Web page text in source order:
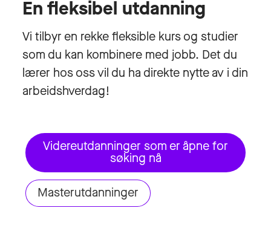
En fleksibel utdanning
Vi tilbyr en rekke fleksible kurs og studier
som du kan kombinere med jobb. Det du
lærer hos oss vil du ha direkte nytte av i din
arbeidshverdag!
Videreutdanninger som er åpne for
søking nå
Masterutdanninger